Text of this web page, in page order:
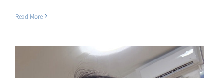
Read More